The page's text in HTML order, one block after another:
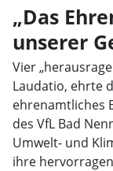
„Das
unserer
Vier
Laudatio, ehrte
ehrenamtliches
des VfL Bad
Umwelt- und
ihre